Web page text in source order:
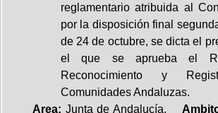
reglamentario atribuida al
por la disposición final
de 24 de octubre, se dicta el
el que se aprueba el
Reconocimiento y
Comunidades Andaluzas.
Area: Junta de Andalucía.